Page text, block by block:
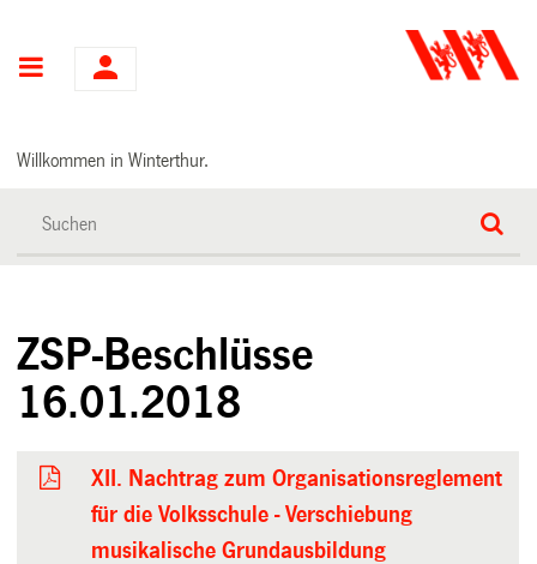
Hauptnavigation
Willkommen in Winterthur.
ZSP-Beschlüsse
16.01.2018
XII. Nachtrag zum Organisationsreglement
für die Volksschule - Verschiebung
musikalische Grundausbildung